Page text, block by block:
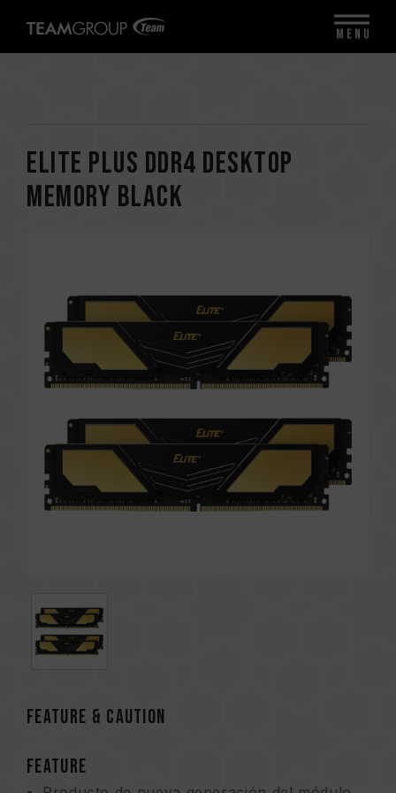
ELITE PLUS DDR4 DESKTOP
MEMORY BLACK
FEATURE & CAUTION
FEATURE
MENU